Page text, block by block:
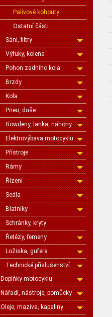
Palivové kohouty
Ostatní části
Sání, filtry
Výfuky, kolena
Pohon zadního kola
Brzdy
Kola
Pneu, duše
Bowdeny, lanka, náhony
Elektrovýbava motocyklu
Přístroje
Rámy
Řízení
Sedla
Blatníky
Schránky, kryty
Řetězy, řemeny
Ložiska, gufera
Technické příslušenství
Doplňky motocyklu
Nářadí, nástroje, pomůcky
Oleje, maziva, kapaliny